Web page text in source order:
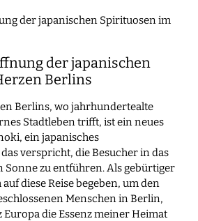
der japanischen
Berlins
Berlins, wo jahrhundertealte
Stadtleben trifft, ist ein neues
ein japanisches
verspricht, die Besucher in das
Sonne zu entführen. Als gebürtiger
diese Reise begeben, um den
Menschen in Berlin,
die Essenz meiner Heimat